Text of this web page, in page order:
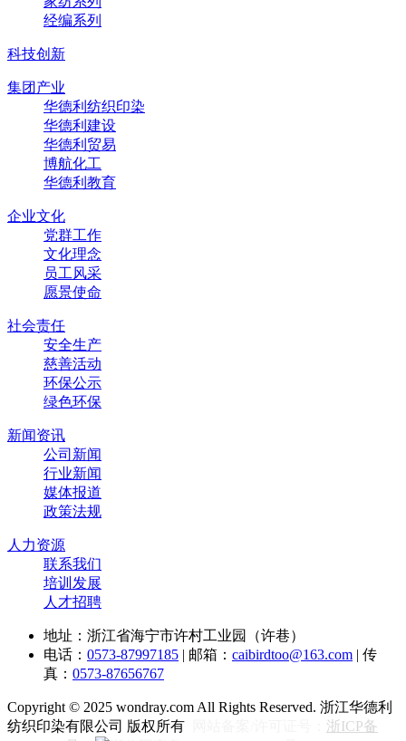
经编系列
科技创新
集团产业
华德利纺织印染
华德利建设
华德利贸易
博航化工
华德利教育
企业文化
党群工作
文化理念
员工风采
愿景使命
社会责任
安全生产
慈善活动
环保公示
绿色环保
新闻资讯
公司新闻
行业新闻
媒体报道
政策法规
人力资源
联系我们
培训发展
人才招聘
地址：浙江省海宁市许村工业园（许巷）
电话： 0573-87997185 | 邮箱： caibirdtoo@163.com | 传
真： 0573-87656767
Copyright © 2025 wondray.com All Rights Reserved. 浙江华德利
纺织印染有限公司 版权所有
浙ICP备